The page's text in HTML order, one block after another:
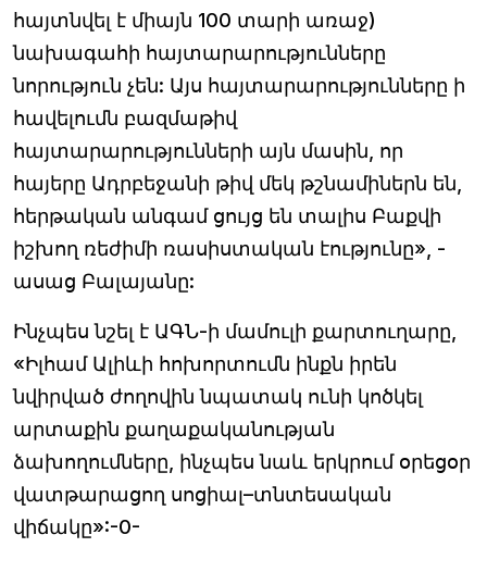
հայտնվել է միայն 100 տարի առաջ)
նախագահի հայտարարությունները
նորություն չեն: Այս հայտարարությունները ի
հավելումն բազմաթիվ
հայտարարությունների այն մասին, որ
հայերը Ադրբեջանի թիվ մեկ թշնամիներն են,
հերթական անգամ ցույց են տալիս Բաքվի
իշխող ռեժիմի ռասիստական էությունը», -
ասաց Բալայանը:
Ինչպես նշել է ԱԳՆ-ի մամուլի քարտուղարը,
«Իլհամ Ալիևի հոխորտումն ինքն իրեն
նվիրված ժողովին նպատակ ունի կոծկել
արտաքին քաղաքականության
ձախողումները, ինչպես նաև երկրում օրեցօր
վատթարացող սոցիալ–տնտեսական
վիճակը»:-0-